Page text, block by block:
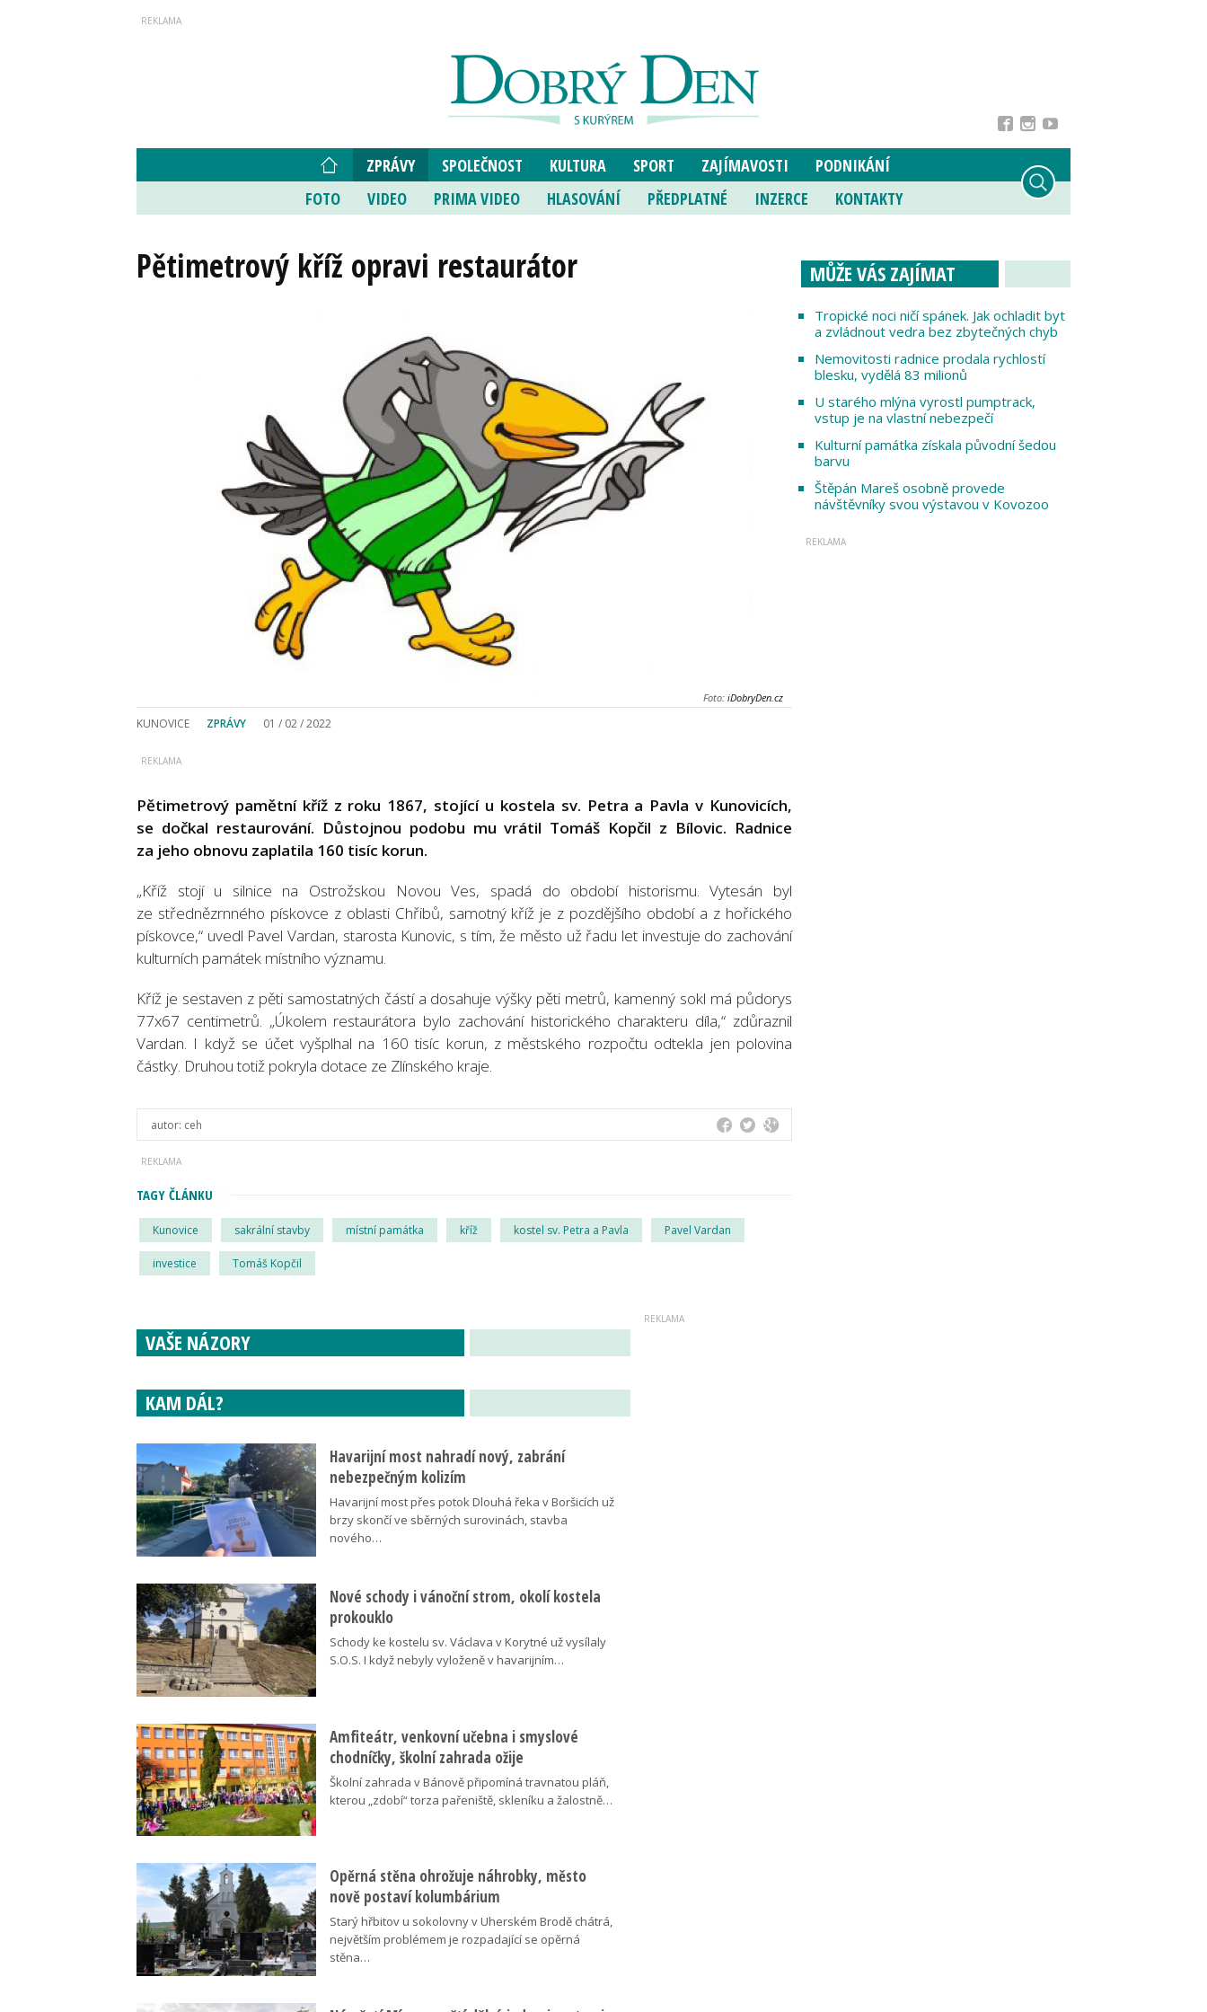
ZPRÁVY SPOLEČNOST KULTURA SPORT ZAJÍMAVOSTI
PODNIKÁNÍ
FOTO
VIDEO PRIMA VIDEO HLASOVÁNÍ PŘEDPLATNÉ INZERCE KONTAKTY
Pětimetrový kříž opravi restaurátor
Foto: iDobryDen.cz
KUNOVICE ZPRÁVY 01 / 02 / 2022
Pětimetrový pamětní kříž z roku 1867, stojící u kostela sv. Petra a Pavla v Kunovicích,
se dočkal restaurování. Důstojnou podobu mu vrátil Tomáš Kopčil z Bílovic. Radnice
za jeho obnovu zaplatila 160 tisíc korun.
„Kříž stojí u silnice na Ostrožskou Novou Ves, spadá do období historismu. Vytesán byl
ze střednězrnného pískovce z oblasti Chřibů, samotný kříž je z pozdějšího období a z hořického
pískovce,“ uvedl Pavel Vardan, starosta Kunovic, s tím, že město už řadu let investuje do zachování
kulturních památek místního významu.
Kříž je sestaven z pěti samostatných částí a dosahuje výšky pěti metrů, kamenný sokl má půdorys
77x67 centimetrů. „Úkolem restaurátora bylo zachování historického charakteru díla,“ zdůraznil
Vardan. I když se účet vyšplhal na 160 tisíc korun, z městského rozpočtu odtekla jen polovina
částky. Druhou totiž pokryla dotace ze Zlínského kraje.
autor: ceh
TAGY ČLÁNKU
Kunovice sakrální stavby místní památka kříž kostel sv. Petra a Pavla Pavel Vardan
investice Tomáš Kopčil
MŮŽE VÁS ZAJÍMAT
Tropické noci ničí spánek. Jak ochladit byt
a zvládnout vedra bez zbytečných chyb
Nemovitosti radnice prodala rychlostí
blesku, vydělá 83 milionů
U starého mlýna vyrostl pumptrack,
vstup je na vlastní nebezpečí
Kulturní památka získala původní šedou
barvu
Štěpán Mareš osobně provede
návštěvníky svou výstavou v Kovozoo
VAŠE NÁZORY
KAM DÁL?
Havarijní most nahradí nový, zabrání
nebezpečným kolizím
Havarijní most přes potok Dlouhá řeka v Boršicích už
brzy skončí ve sběrných surovinách, stavba
nového…
Nové schody i vánoční strom, okolí kostela
prokouklo
Schody ke kostelu sv. Václava v Korytné už vysílaly
S.O.S. I když nebyly vyloženě v havarijním…
Amfiteátr, venkovní učebna i smyslové
chodníčky, školní zahrada ožije
Školní zahrada v Bánově připomíná travnatou pláň,
kterou „zdobí“ torza pařeniště, skleníku a žalostně…
Opěrná stěna ohrožuje náhrobky, město
nově postaví kolumbárium
Starý hřbitov u sokolovny v Uherském Brodě chátrá,
největším problémem je rozpadající se opěrná
stěna…